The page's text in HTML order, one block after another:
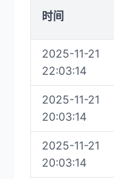
时间
2025-11-21
22:03:14
2025-11-21
20:03:14
2025-11-21
20:03:14